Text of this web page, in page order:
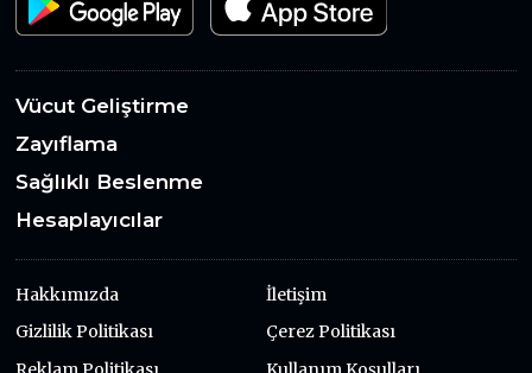
Vücut Geliştirme
Zayıflama
Sağlıklı Beslenme
Hesaplayıcılar
Hakkımızda
İletişim
Gizlilik Politikası
Çerez Politikası